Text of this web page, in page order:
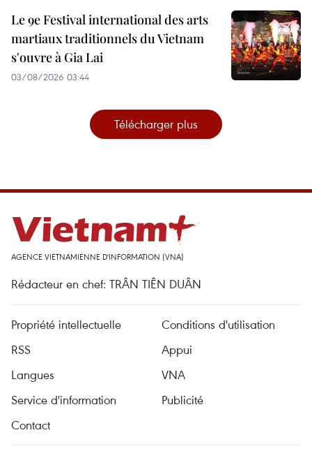
Le 9e Festival international des arts
martiaux traditionnels du Vietnam
s'ouvre à Gia Lai
03/08/2026 03:44
Télécharger plus
AGENCE VIETNAMIENNE D'INFORMATION (VNA)
Rédacteur en chef: TRÂN TIÊN DUÂN
Propriété intellectuelle
Conditions d'utilisation
RSS
Appui
Langues
VNA
Service d'information
Publicité
Contact